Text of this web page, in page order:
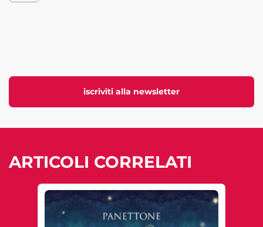
iscriviti alla newsletter
ARTICOLI CORRELATI